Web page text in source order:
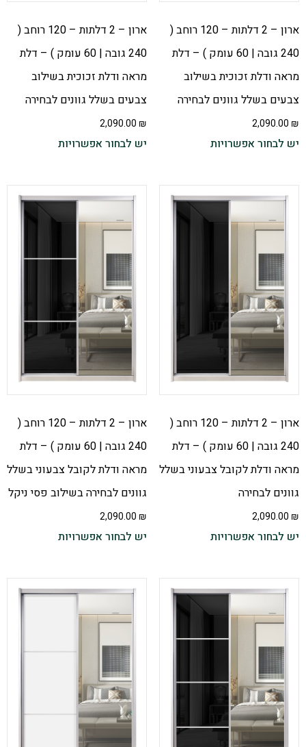
ארון – 2 דלתות – 120 רוחב (
240 גובה | 60 עומק ) – דלת
מראה ודלת זכוכית בשילוב
צבעים בשלל גוונים לבחירה
2,090.00 ₪
יש לבחור אפשרויות
ארון – 2 דלתות – 120 רוחב (
240 גובה | 60 עומק ) – דלת
מראה ודלת זכוכית בשילוב
צבעים בשלל גוונים לבחירה
2,090.00 ₪
יש לבחור אפשרויות
ארון – 2 דלתות – 120 רוחב (
240 גובה | 60 עומק ) – דלת
מראה ודלת לקובל צבעוני בשלל
גוונים לבחירה
2,090.00 ₪
יש לבחור אפשרויות
ארון – 2 דלתות – 120 רוחב (
240 גובה | 60 עומק ) – דלת
מראה ודלת לקובל צבעוני בשלל
גוונים לבחירה בשילוב פסי ניקל
2,090.00 ₪
יש לבחור אפשרויות